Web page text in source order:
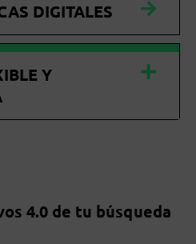
DIGITALES
Y
4.0 de tu búsqueda